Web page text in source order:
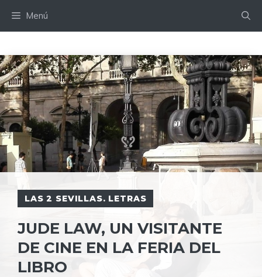
Menú
LAS 2 SEVILLAS. LETRAS
JUDE LAW, UN VISITANTE
DE CINE EN LA FERIA DEL
LIBRO